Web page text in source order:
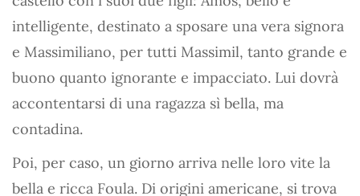
intelligente, destinato a sposare una vera signora
e Massimiliano, per tutti Massimil, tanto grande e
buono quanto ignorante e impacciato. Lui dovrà
accontentarsi di una ragazza sì bella, ma
contadina.
Poi, per caso, un giorno arriva nelle loro vite la
bella e ricca Foula. Di origini americane, si trova